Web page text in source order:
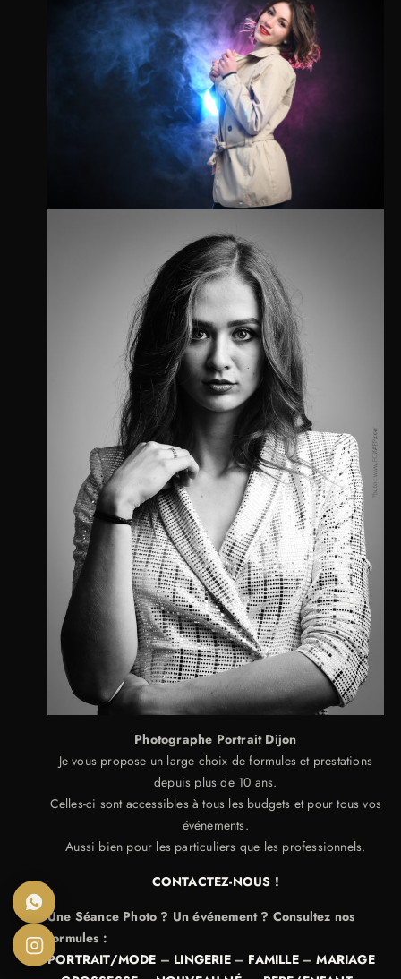
Photographe Portrait Dijon
Je vous propose un large choix de formules et prestations
depuis plus de 10 ans.
Celles-ci sont accessibles à tous les budgets et pour tous vos
événements.
Aussi bien pour les particuliers que les professionnels.
CONTACTEZ-NOUS !
Une Séance Photo ? Un événement ? Consultez nos
formules :
PORTRAIT/MODE – LINGERIE– FAMILLE–MARIAGE